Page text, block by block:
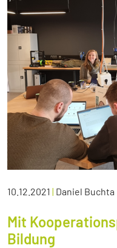
10.12.2021 | Daniel Buchta
Mit
Bildung